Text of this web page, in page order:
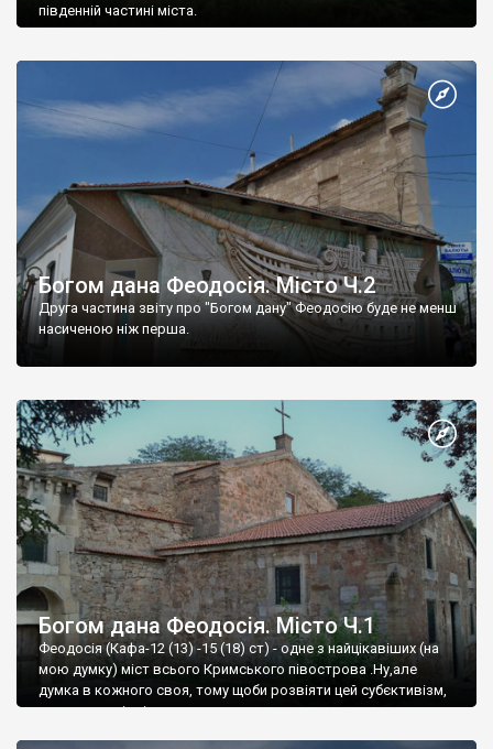
південній частині міста.
Богом дана Феодосія. Місто Ч.2
Друга частина звіту про "Богом дану" Феодосію буде не менш
насиченою ніж перша.
Богом дана Феодосія. Місто Ч.1
Феодосія (Кафа-12 (13) -15 (18) ст) - одне з найцікавіших (на
мою думку) міст всього Кримського півострова .Ну,але
думка в кожного своя, тому щоби розвіяти цей субєктивізм,
запрошую відвідати це